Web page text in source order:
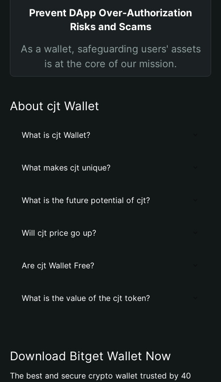
Prevent DApp Over-Authorization
Risks and Scams
As a wallet, safeguarding users' assets
is at the core of our mission.
About cjt Wallet
What is cjt Wallet?
What makes cjt unique?
What is the future potential of cjt?
Will cjt price go up?
Are cjt Wallet Free?
What is the value of the cjt token?
Download Bitget Wallet Now
The best and secure crypto wallet trusted by 40